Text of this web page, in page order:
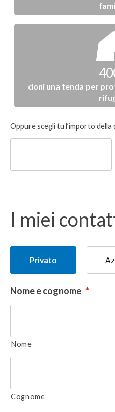
doni una tenda per
Donazione
libera
Oppure scegli tu l’importo della
I miei
donatore
Privato
Nome e cognome *
Nome
Cognome